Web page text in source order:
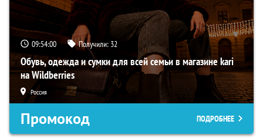
09:53:59 Получили: 32
Обувь, одежда и сумки для всей семьи в магазине kari
на Wildberries
Россия
Промокод ПОДРОБНЕЕ